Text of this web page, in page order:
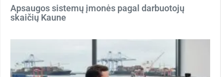
Apsaugos sistemų įmonės pagal darbuotojų
skaičių Kaune